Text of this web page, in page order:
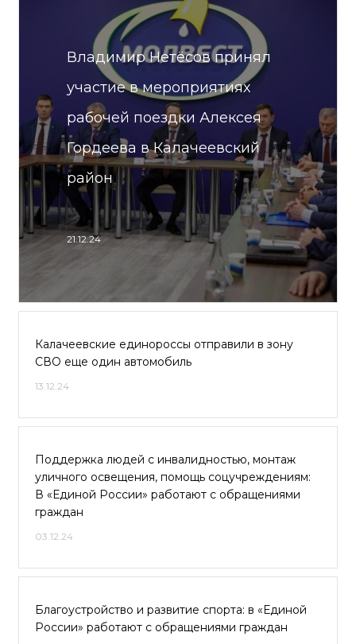
Владимир Нетёсов принял
участие в мероприятиях
рабочей поездки Алексея
Гордеева в Калачеевский
район
21.12.24
Калачеевские единороссы отправили в зону
СВО еще один автомобиль
13.12.24
Поддержка людей с инвалидностью, монтаж
уличного освещения, помощь соцучреждениям:
В «Единой России» работают с обращениями
граждан
03.12.24
Благоустройство и развитие спорта: в «Единой
России» работают с обращениями граждан